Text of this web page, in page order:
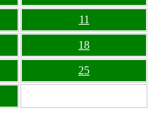
11
18
25